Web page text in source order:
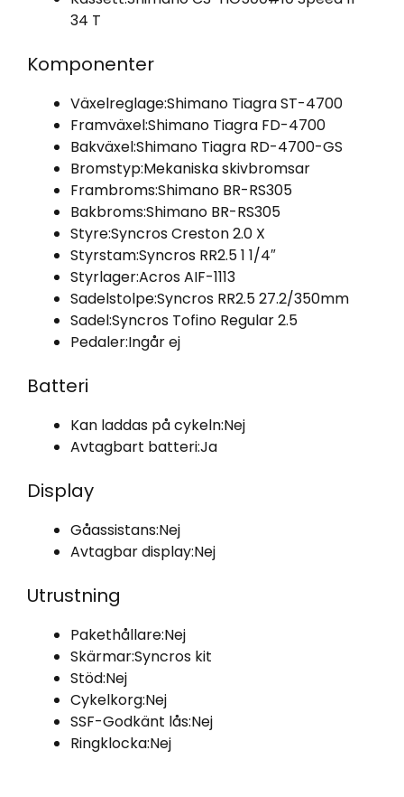
34 T
Komponenter
Växelreglage:Shimano Tiagra ST-4700
Framväxel:Shimano Tiagra FD-4700
Bakväxel:Shimano Tiagra RD-4700-GS
Bromstyp:Mekaniska skivbromsar
Frambroms:Shimano BR-RS305
Bakbroms:Shimano BR-RS305
Styre:Syncros Creston 2.0 X
Styrstam:Syncros RR2.5 1 1/4″
Styrlager:Acros AIF-1113
Sadelstolpe:Syncros RR2.5 27.2/350mm
Sadel:Syncros Tofino Regular 2.5
Pedaler:Ingår ej
Batteri
Kan laddas på cykeln:Nej
Avtagbart batteri:Ja
Display
Gåassistans:Nej
Avtagbar display:Nej
Utrustning
Pakethållare:Nej
Skärmar:Syncros kit
Stöd:Nej
Cykelkorg:Nej
SSF-Godkänt lås:Nej
Ringklocka:Nej